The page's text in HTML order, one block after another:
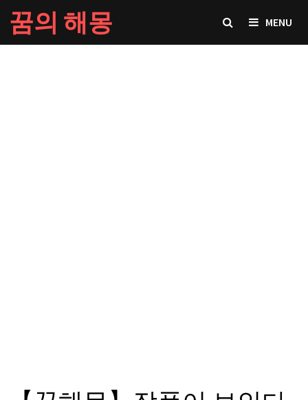
Skip
to
content
꿈의 해몽 MENU